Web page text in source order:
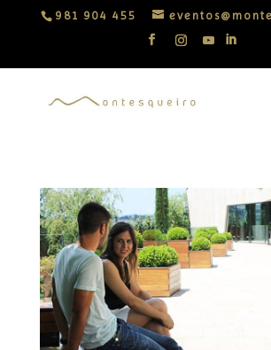
981 904 455